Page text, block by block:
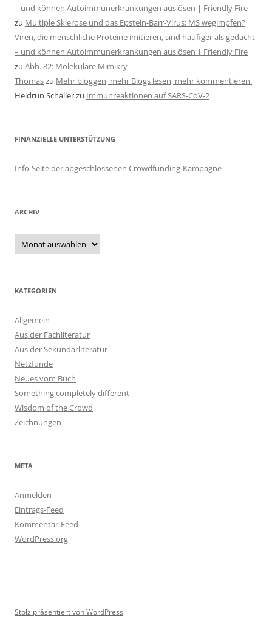
– und können Autoimmunerkrankungen auslösen | Friendly Fire
zu Multiple Sklerose und das Epstein-Barr-Virus: MS wegimpfen?
Viren, die menschliche Proteine imitieren, sind häufiger als gedacht
– und können Autoimmunerkrankungen auslösen | Friendly Fire
zu Abb. 82: Molekulare Mimikry
Thomaszu Mehr bloggen, mehr Blogs lesen, mehr kommentieren.
Heidrun Schallerzu Immunreaktionen auf SARS-CoV-2
FINANZIELLE UNTERSTÜTZUNG
Info-Seite der abgeschlossenen Crowdfunding-Kampagne
ARCHIV
Archiv
KATEGORIEN
Allgemein
Aus der Fachliteratur
Aus der Sekundärliteratur
Netzfunde
Neues vom Buch
Something completely different
Wisdom of the Crowd
Zeichnungen
META
Anmelden
Eintrags-Feed
Kommentar-Feed
WordPress.org
Stolz präsentiert von WordPress